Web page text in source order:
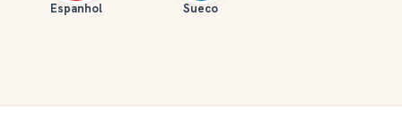
Espanhol Sueco